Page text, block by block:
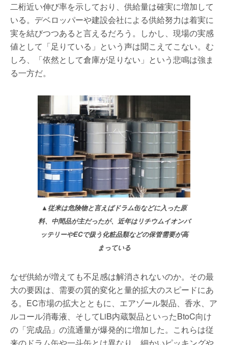
二桁近い伸び率を示しており、供給量は確実に増加して
いる。デベロッパーや建設会社による供給努力は着実に
実を結びつつあると言えるだろう。しかし、現場の実感
値として「足りている」という声は聞こえてこない。む
しろ、「依然として倉庫が足りない」という悲鳴は強ま
る一方だ。
▲従来は危険物と言えばドラム缶などに入った原
料、中間品が主だったが、近年はリチウムイオンバ
ッテリーやECで扱う化粧品類などの保管需要が高
まっている
なぜ供給が増えても不足感は解消されないのか。その最
大の要因は、需要の質的変化と量的拡大のスピードにあ
る。EC市場の拡大とともに、エアゾール製品、香水、ア
ルコール消毒液、そしてLiB内蔵製品といったBtoC向け
の「完成品」の流通量が爆発的に増加した。これらは従